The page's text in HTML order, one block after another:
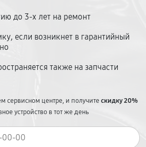
до 3-х лет на ремонт
если возникнет в гарантийный
также на запчасти
сервисном центре, и получитескидку 20%
устройство в тот же день